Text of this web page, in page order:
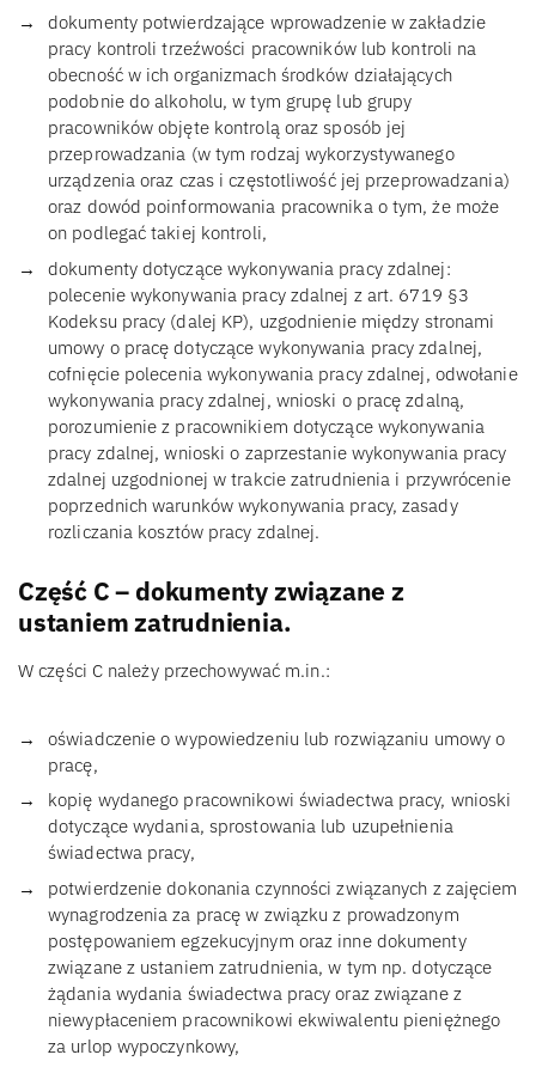
dokumenty potwierdzające wprowadzenie w zakładzie
pracy kontroli trzeźwości pracowników lub kontroli na
obecność w ich organizmach środków działających
podobnie do alkoholu, w tym grupę lub grupy
pracowników objęte kontrolą oraz sposób jej
przeprowadzania (w tym rodzaj wykorzystywanego
urządzenia oraz czas i częstotliwość jej przeprowadzania)
oraz dowód poinformowania pracownika o tym, że może
on podlegać takiej kontroli,
dokumenty dotyczące wykonywania pracy zdalnej:
polecenie wykonywania pracy zdalnej z art. 6719 §3
Kodeksu pracy (dalej KP), uzgodnienie między stronami
umowy o pracę dotyczące wykonywania pracy zdalnej,
cofnięcie polecenia wykonywania pracy zdalnej, odwołanie
wykonywania pracy zdalnej, wnioski o pracę zdalną,
porozumienie z pracownikiem dotyczące wykonywania
pracy zdalnej, wnioski o zaprzestanie wykonywania pracy
zdalnej uzgodnionej w trakcie zatrudnienia i przywrócenie
poprzednich warunków wykonywania pracy, zasady
rozliczania kosztów pracy zdalnej.
Część C – dokumenty związane z
ustaniem zatrudnienia.
W części C należy przechowywać m.in.:
oświadczenie o wypowiedzeniu lub rozwiązaniu umowy o
pracę,
kopię wydanego pracownikowi świadectwa pracy, wnioski
dotyczące wydania, sprostowania lub uzupełnienia
świadectwa pracy,
potwierdzenie dokonania czynności związanych z zajęciem
wynagrodzenia za pracę w związku z prowadzonym
postępowaniem egzekucyjnym oraz inne dokumenty
związane z ustaniem zatrudnienia, w tym np. dotyczące
żądania wydania świadectwa pracy oraz związane z
niewypłaceniem pracownikowi ekwiwalentu pieniężnego
za urlop wypoczynkowy,